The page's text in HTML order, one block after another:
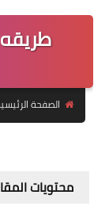
الصفحة
محتويات